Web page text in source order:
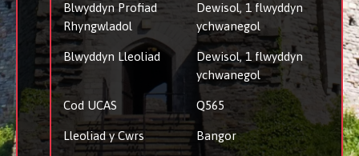
Blwyddyn Profiad
Rhyngwladol
Dewisol, 1 flwyddyn
ychwanegol
Blwyddyn Lleoliad
Dewisol, 1 flwyddyn
ychwanegol
Cod UCAS Q565
Lleoliad y Cwrs Bangor